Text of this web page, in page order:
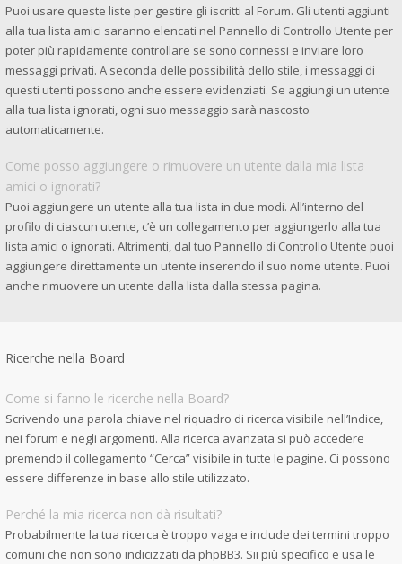
Puoi usare queste liste per gestire gli iscritti al Forum. Gli utenti aggiunti
alla tua lista amici saranno elencati nel Pannello di Controllo Utente per
poter più rapidamente controllare se sono connessi e inviare loro
messaggi privati. A seconda delle possibilità dello stile, i messaggi di
questi utenti possono anche essere evidenziati. Se aggiungi un utente
alla tua lista ignorati, ogni suo messaggio sarà nascosto
automaticamente.
Come posso aggiungere o rimuovere un utente dalla mia lista
amici o ignorati?
Puoi aggiungere un utente alla tua lista in due modi. All’interno del
profilo di ciascun utente, c’è un collegamento per aggiungerlo alla tua
lista amici o ignorati. Altrimenti, dal tuo Pannello di Controllo Utente puoi
aggiungere direttamente un utente inserendo il suo nome utente. Puoi
anche rimuovere un utente dalla lista dalla stessa pagina.
Ricerche nella Board
Come si fanno le ricerche nella Board?
Scrivendo una parola chiave nel riquadro di ricerca visibile nell’Indice,
nei forum e negli argomenti. Alla ricerca avanzata si può accedere
premendo il collegamento “Cerca” visibile in tutte le pagine. Ci possono
essere differenze in base allo stile utilizzato.
Perché la mia ricerca non dà risultati?
Probabilmente la tua ricerca è troppo vaga e include dei termini troppo
comuni che non sono indicizzati da phpBB3. Sii più specifico e usa le